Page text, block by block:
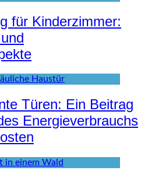
für Kinderzimmer:
Türen: Ein Beitrag
Energieverbrauchs